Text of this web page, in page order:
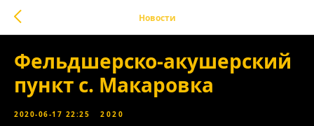
Новости
Фельдшерско-акушерский
пункт с. Макаровка
2020-06-17 22:25 2020